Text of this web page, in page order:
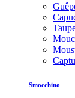
Smocchino